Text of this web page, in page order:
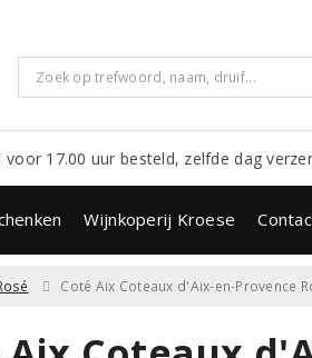
voor 17.00 uur besteld, zelfde dag
Wijnkoperij Kroese
Coté Aix Coteaux d'Aix-en-Provence